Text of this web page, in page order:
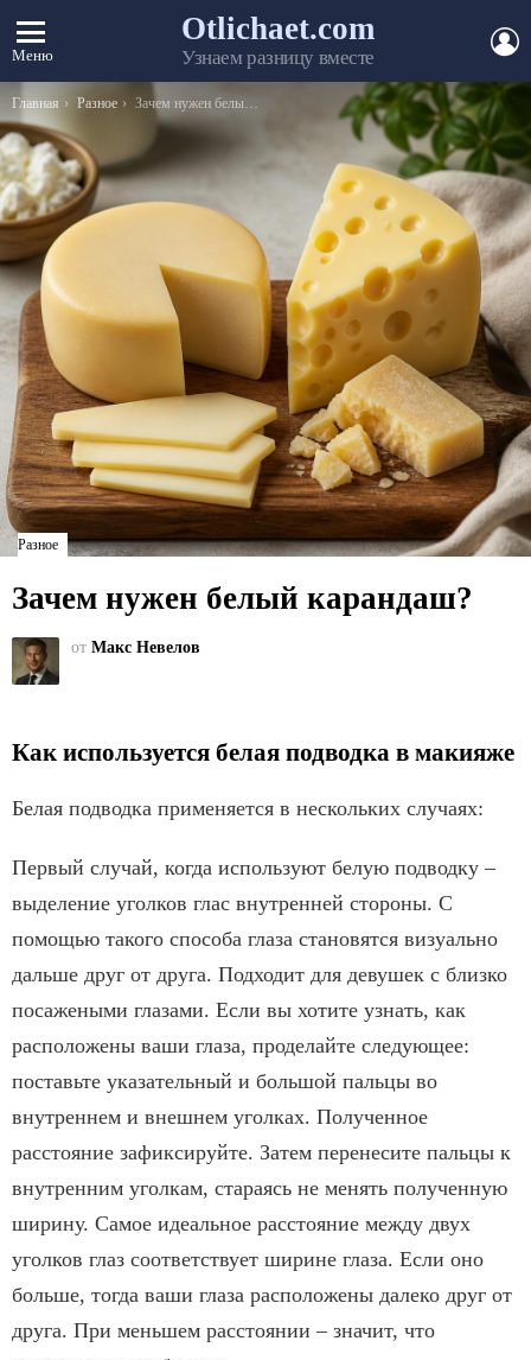
Меню
Otlichaet.com
Узнаем разницу вместе
Вы здесь:
Главная Разное Зачем нужен белый карандаш?
Разное
Зачем нужен белый карандаш?
от Макс Невелов
Как используется белая подводка в макияже
Белая подводка применяется в нескольких случаях:
Первый случай, когда используют белую подводку –
выделение уголков глас внутренней стороны. С
помощью такого способа глаза становятся визуально
дальше друг от друга. Подходит для девушек с близко
посажеными глазами. Если вы хотите узнать, как
расположены ваши глаза, проделайте следующее:
поставьте указательный и большой пальцы во
внутреннем и внешнем уголках. Полученное
расстояние зафиксируйте. Затем перенесите пальцы к
внутренним уголкам, стараясь не менять полученную
ширину. Самое идеальное расстояние между двух
уголков глаз соответствует ширине глаза. Если оно
больше, тогда ваши глаза расположены далеко друг от
друга. При меньшем расстоянии – значит, что